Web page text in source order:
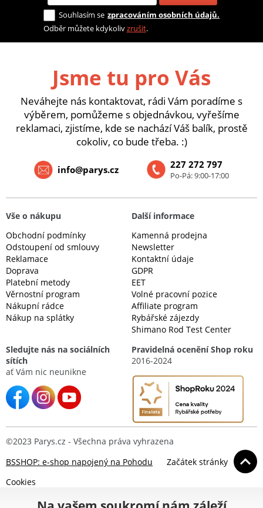
Souhlasím se zpracováním osobních údajů.
Odběr můžete kdykolivzrušit.
Jsme tu pro Vás
Neváhejte nás kontaktovat, rádi Vám poradíme s
výběrem, pomůžeme s objednávkou, vyřešíme
reklamaci, zjistíme, kde se nachází Váš balík, prostě
cokoliv, co bude třeba. :)
227 272 797
Po-Pá: 9:00-17:00
info@parys.cz
Vše o nákupu
Obchodní podmínky
Odstoupení od smlouvy
Reklamace
Doprava
Platební metody
Věrnostní program
Nákupní rádce
Nákup na splátky
Další informace
Kamenná prodejna
Newsletter
Kontaktní údaje
GDPR
EET
Volné pracovní pozice
Affiliate program
Rybářské zájezdy
Shimano Rod Test Center
Sledujte nás na sociálních
sítích
ať Vám nic neunikne
Pravidelná ocenění Shop roku
2016-2024
©2023 Parys.cz - Všechna práva vyhrazena
BSSHOP: e-shop napojený na Pohodu
Začátek stránky
Cookies